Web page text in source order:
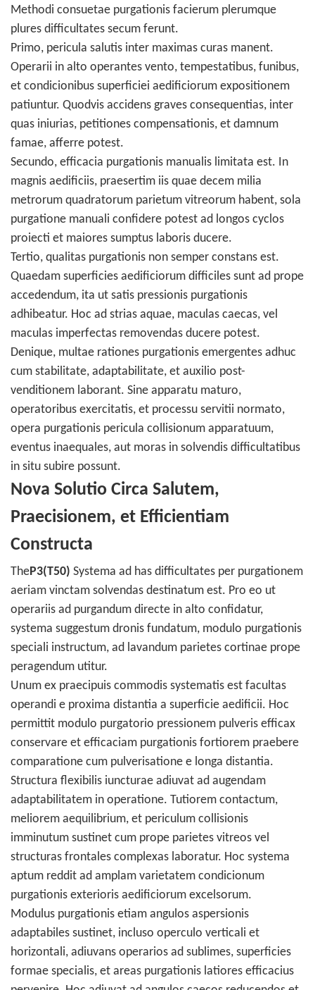
Methodi consuetae purgationis facierum plerumque
plures difficultates secum ferunt.
Primo, pericula salutis inter maximas curas manent.
Operarii in alto operantes vento, tempestatibus, funibus,
et condicionibus superficiei aedificiorum expositionem
patiuntur. Quodvis accidens graves consequentias, inter
quas iniurias, petitiones compensationis, et damnum
famae, afferre potest.
Secundo, efficacia purgationis manualis limitata est. In
magnis aedificiis, praesertim iis quae decem milia
metrorum quadratorum parietum vitreorum habent, sola
purgatione manuali confidere potest ad longos cyclos
proiecti et maiores sumptus laboris ducere.
Tertio, qualitas purgationis non semper constans est.
Quaedam superficies aedificiorum difficiles sunt ad prope
accedendum, ita ut satis pressionis purgationis
adhibeatur. Hoc ad strias aquae, maculas caecas, vel
maculas imperfectas removendas ducere potest.
Denique, multae rationes purgationis emergentes adhuc
cum stabilitate, adaptabilitate, et auxilio post-
venditionem laborant. Sine apparatu maturo,
operatoribus exercitatis, et processu servitii normato,
opera purgationis pericula collisionum apparatuum,
eventus inaequales, aut moras in solvendis difficultatibus
in situ subire possunt.
Nova Solutio Circa Salutem,
Praecisionem, et Efficientiam
Constructa
TheP3(T50) Systema ad has difficultates per purgationem
aeriam vinctam solvendas destinatum est. Pro eo ut
operariis ad purgandum directe in alto confidatur,
systema suggestum dronis fundatum, modulo purgationis
speciali instructum, ad lavandum parietes cortinae prope
peragendum utitur.
Unum ex praecipuis commodis systematis est facultas
operandi e proxima distantia a superficie aedificii. Hoc
permittit modulo purgatorio pressionem pulveris efficax
conservare et efficaciam purgationis fortiorem praebere
comparatione cum pulverisatione e longa distantia.
Structura flexibilis iuncturae adiuvat ad augendam
adaptabilitatem in operatione. Tutiorem contactum,
meliorem aequilibrium, et periculum collisionis
imminutum sustinet cum prope parietes vitreos vel
structuras frontales complexas laboratur. Hoc systema
aptum reddit ad amplam varietatem condicionum
purgationis exterioris aedificiorum excelsorum.
Modulus purgationis etiam angulos aspersionis
adaptabiles sustinet, incluso operculo verticali et
horizontali, adiuvans operarios ad sublimes, superficies
formae specialis, et areas purgationis latiores efficacius